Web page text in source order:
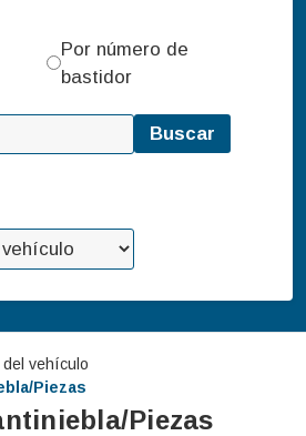
Por número de
bastidor
Buscar
vehículo
Piezas
Piezas